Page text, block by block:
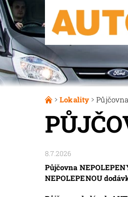
Lokality
8.7.2026
Půjčovna
NEPOLEPENOU